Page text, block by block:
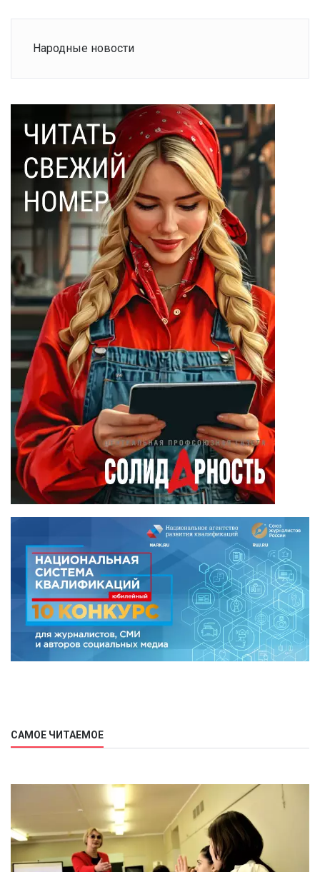
Народные новости
САМОЕ ЧИТАЕМОЕ